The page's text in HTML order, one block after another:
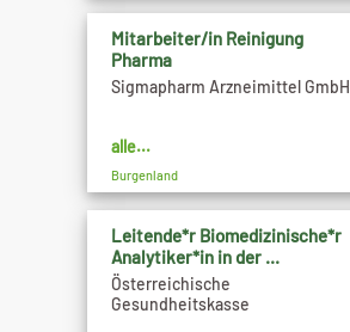
Mitarbeiter/in Reinigung
Pharma
Sigmapharm Arzneimittel GmbH
alle...
Burgenland
Leitende*r Biomedizinische*r
Analytiker*in in der ...
Österreichische
Gesundheitskasse